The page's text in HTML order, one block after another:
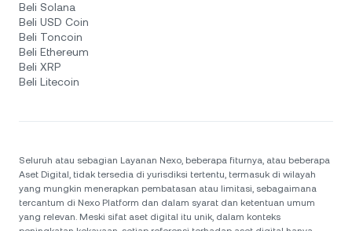
Beli Solana
Beli USD Coin
Beli Toncoin
Beli Ethereum
Beli XRP
Beli Litecoin
Seluruh atau sebagian Layanan Nexo, beberapa fiturnya, atau beberapa
Aset Digital, tidak tersedia di yurisdiksi tertentu, termasuk di wilayah
yang mungkin menerapkan pembatasan atau limitasi, sebagaimana
tercantum di Nexo Platform dan dalam syarat dan ketentuan umum
yang relevan. Meski sifat aset digital itu unik, dalam konteks